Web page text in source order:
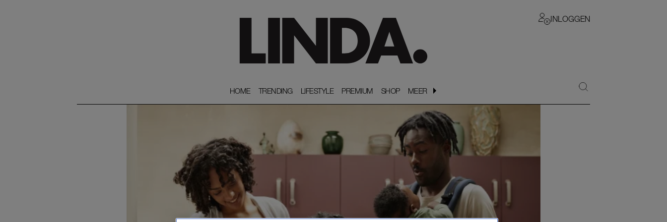
INLOGGEN
HOME
HOME TRENDING
TRENDING LIFESTYLE
LIFESTYLE PREMIUM
PREMIUM SHOP
SHOP MEER
MEER